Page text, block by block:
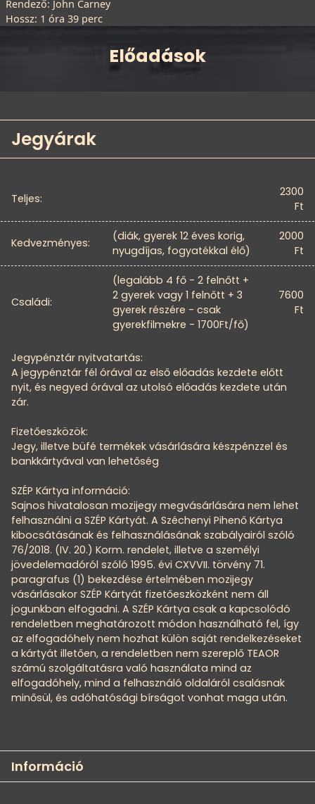
Rendező: John Carney
Hossz: 1 óra 39 perc
Előadások
Jegyárak
Teljes:
2300
Ft
Kedvezményes:
(diák, gyerek 12 éves korig,
nyugdíjas, fogyatékkal élő)
2000
Ft
Családi:
(legalább 4 fő - 2 felnőtt +
2 gyerek vagy 1 felnőtt + 3
gyerek részére - csak
gyerekfilmekre - 1700Ft/fő)
7600
Ft
Jegypénztár nyitvatartás:
A jegypénztár fél órával az első előadás kezdete előtt
nyit, és negyed órával az utolsó előadás kezdete után
zár.
Fizetőeszközök:
Jegy, illetve büfé termékek vásárlására készpénzzel és
bankkártyával van lehetőség
SZÉP Kártya információ:
Sajnos hivatalosan mozijegy megvásárlására nem lehet
felhasználni a SZÉP Kártyát. A Széchenyi Pihenő Kártya
kibocsátásának és felhasználásának szabályairól szóló
76/2018. (IV. 20.) Korm. rendelet, illetve a személyi
jövedelemadóról szóló 1995. évi CXVVII. törvény 71.
paragrafus (1) bekezdése értelmében mozijegy
vásárlásakor SZÉP Kártyát fizetőeszközként nem áll
jogunkban elfogadni. A SZÉP Kártya csak a kapcsolódó
rendeletben meghatározott módon használható fel, így
az elfogadóhely nem hozhat külön saját rendelkezéseket
a kártyát illetően, a rendeletben nem szereplő TEAOR
számú szolgáltatásra való használata mind az
elfogadóhely, mind a felhasználó oldaláról csalásnak
minősül, és adóhatósági bírságot vonhat maga után.
Információ